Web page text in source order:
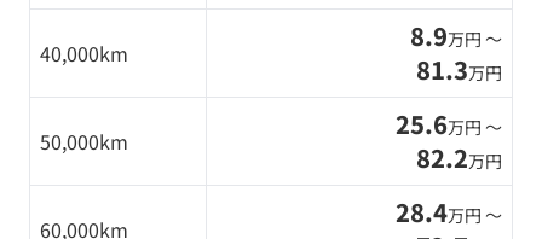
40,000km 8.9万円 〜
81.3万円
50,000km 25.6万円 〜
82.2万円
60,000km 28.4万円 〜